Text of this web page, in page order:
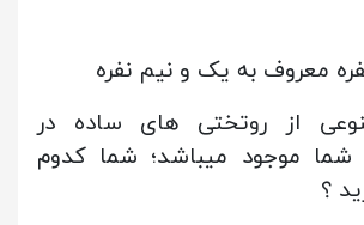
معروف به یک و نیم نفره
از روتختی های ساده در
شما موجود میباشد؛ شما کدوم
؟